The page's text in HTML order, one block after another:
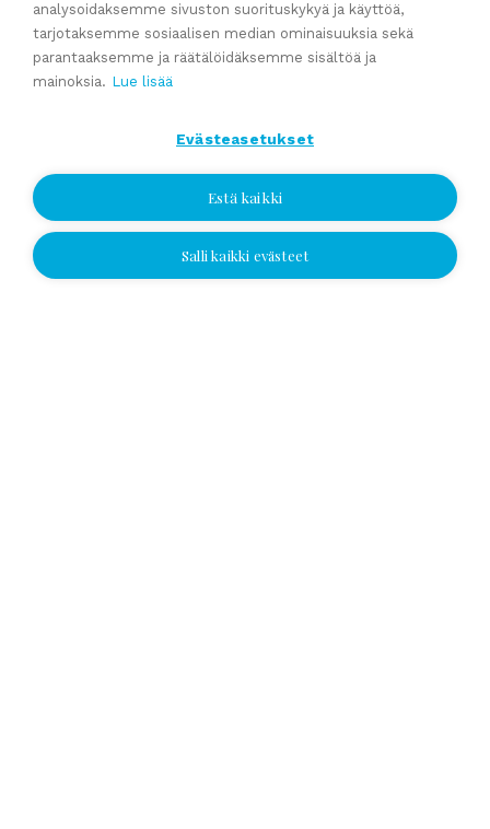
Ajankohtaista
valmistaudut yrityskauppaan ajoissa
Kumppaniblogi: Avio-oikeus ja omistajanvaihdos
Yrityskauppablogi: Miksi käyttää yritysvälittäjää
yrityskaupassa?
Yrityskauppablogi: Yritysvälittäjän työ kulissien takana
Jätä yhteydenottopyyntö
analysoidaksemme sivuston suorituskykyä ja käyttöä,
tarjotaksemme sosiaalisen median ominaisuuksia sekä
parantaaksemme ja räätälöidäksemme sisältöä ja
mainoksia. Lue lisää
Evästeasetukset
Estä kaikki
Salli kaikki evästeet